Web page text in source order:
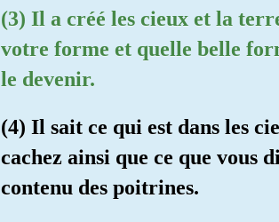
(3) Il a créé les cieux et la
votre forme et quelle belle
le devenir.
(4) Il sait ce qui est dans les
cachez ainsi que ce que vous
contenu des poitrines.